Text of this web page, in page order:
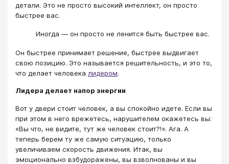
детали. Это не просто высокий интеллект, он просто
быстрее вас.
Иногда — он просто не ленится быть быстрее вас.
Он быстрее принимает решение, быстрее выдвигает
свою позицию. Это называется решительность, и это то,
что делает человека лидером.
Лидера делает напор энергии
Вот у двери стоит человек, а вы спокойно идете. Если вы
при этом в него врежетесь, нарушителем окажетесь вы:
«Вы что, не видите, тут же человек стоит?!». Ага. А
теперь берем ту же самую ситуацию, только
увеличиваем скорость движения. Итак, вы
эмоционально взбудоражены, вы взволнованы и вы